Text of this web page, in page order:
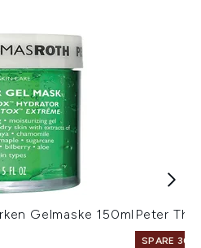
Gelmaske 150ml Peter
SPARE 30%